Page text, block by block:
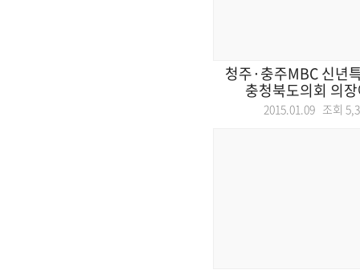
청주·충주MBC 신년
충청북도의회 의
2015.01.09 조회